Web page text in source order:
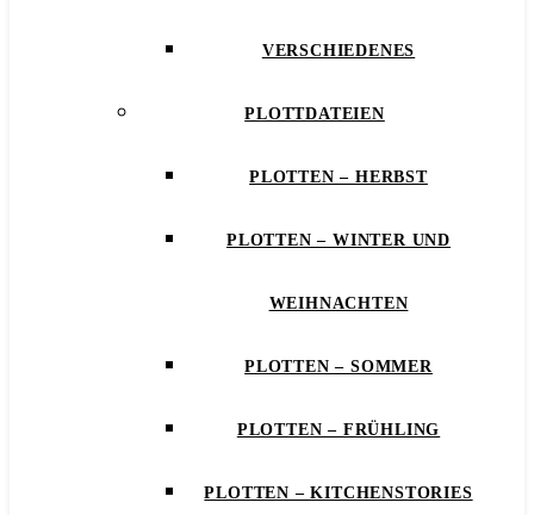
VERSCHIEDENES
PLOTTDATEIEN
PLOTTEN – HERBST
PLOTTEN – WINTER UND
WEIHNACHTEN
PLOTTEN – SOMMER
PLOTTEN – FRÜHLING
PLOTTEN – KITCHENSTORIES